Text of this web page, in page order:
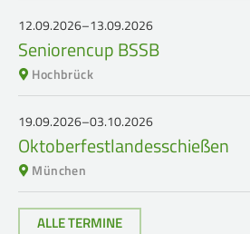
12.09.2026–13.09.2026
Seniorencup BSSB
Hochbrück
19.09.2026–03.10.2026
Oktoberfestlandesschießen
München
ALLE TERMINE